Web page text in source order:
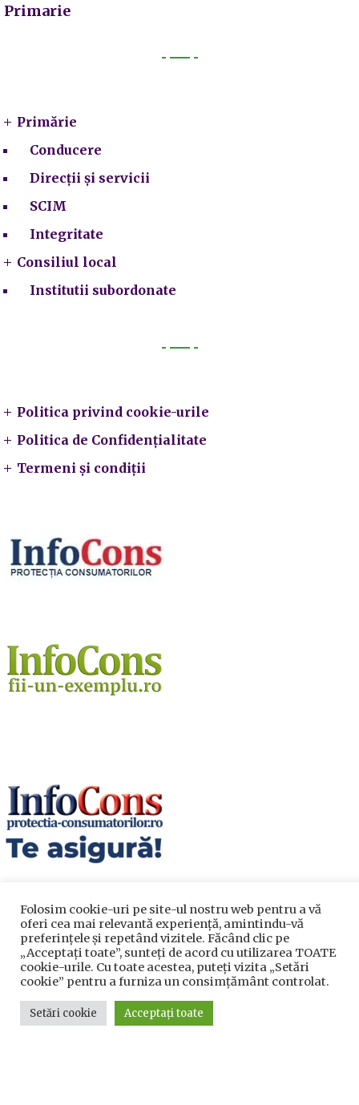
Primarie
Primărie
Conducere
Direcții și servicii
SCIM
Integritate
Consiliul local
Institutii subordonate
Politica privind cookie-urile
Politica de Confidențialitate
Termeni și condiții
Utile
Utile
Folosim cookie-uri pe site-ul nostru web pentru a vă
oferi cea mai relevantă experiență, amintindu-vă
preferințele și repetând vizitele. Făcând clic pe
„Acceptați toate”, sunteți de acord cu utilizarea TOATE
cookie-urile. Cu toate acestea, puteți vizita „Setări
cookie” pentru a furniza un consimțământ controlat.
Setări cookie Acceptați toate